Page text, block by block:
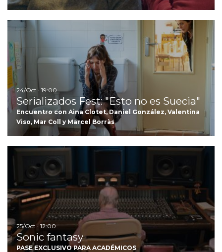
24/Oct · 19:00
Serializados Fest: "Esto no es Suecia"
Encuentro con Aina Clotet, Daniel González, Valentina
Viso, Mar Coll y Marcel Borràs
25/Oct · 12:00
Sonic fantasy
PASE EXCLUSIVO PARA ACADÉMICOS